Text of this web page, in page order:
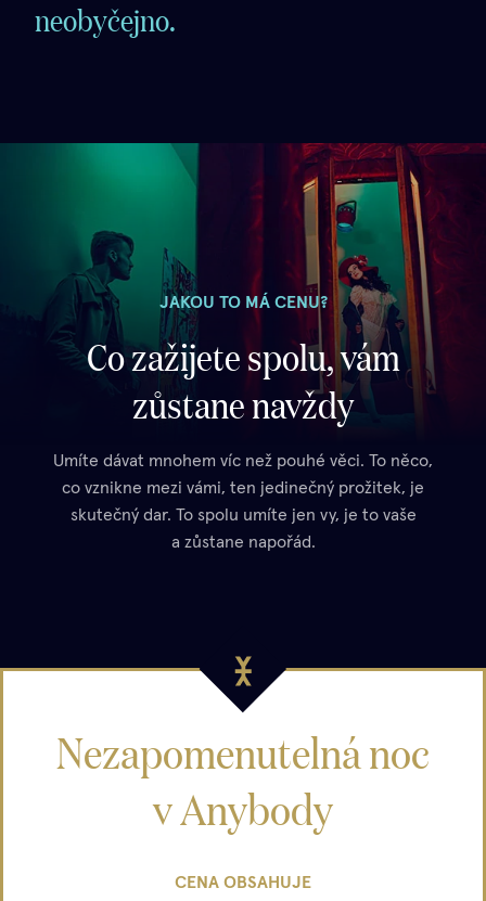
neobyčejno.
JAKOU TO MÁ CENU?
Co zažijete spolu, vám
zůstane navždy
Umíte dávat mnohem víc než pouhé věci. To něco,
co vznikne mezi vámi, ten jedinečný prožitek, je
skutečný dar. To spolu umíte jen vy, je to vaše
a zůstane napořád.
Nezapomenutelná noc
v Anybody
CENA OBSAHUJE